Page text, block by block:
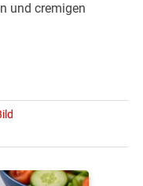
und cremigen